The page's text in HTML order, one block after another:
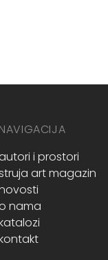
NAVIGACIJA
i prostori
art magazin
nama